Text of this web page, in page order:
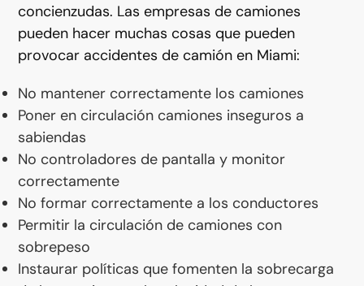
concienzudas. Las empresas de camiones
pueden hacer muchas cosas que pueden
provocar accidentes de camión en Miami:
No mantener correctamente los camiones
Poner en circulación camiones inseguros a
sabiendas
No controladores de pantalla y monitor
correctamente
No formar correctamente a los conductores
Permitir la circulación de camiones con
sobrepeso
Instaurar políticas que fomenten la sobrecarga